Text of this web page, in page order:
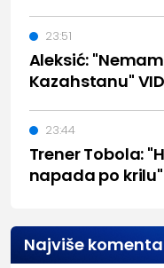
Aleksić:
Kazahstanu"
23:51
Trener Tobola:
napada po krilu"
23:44
Najviše